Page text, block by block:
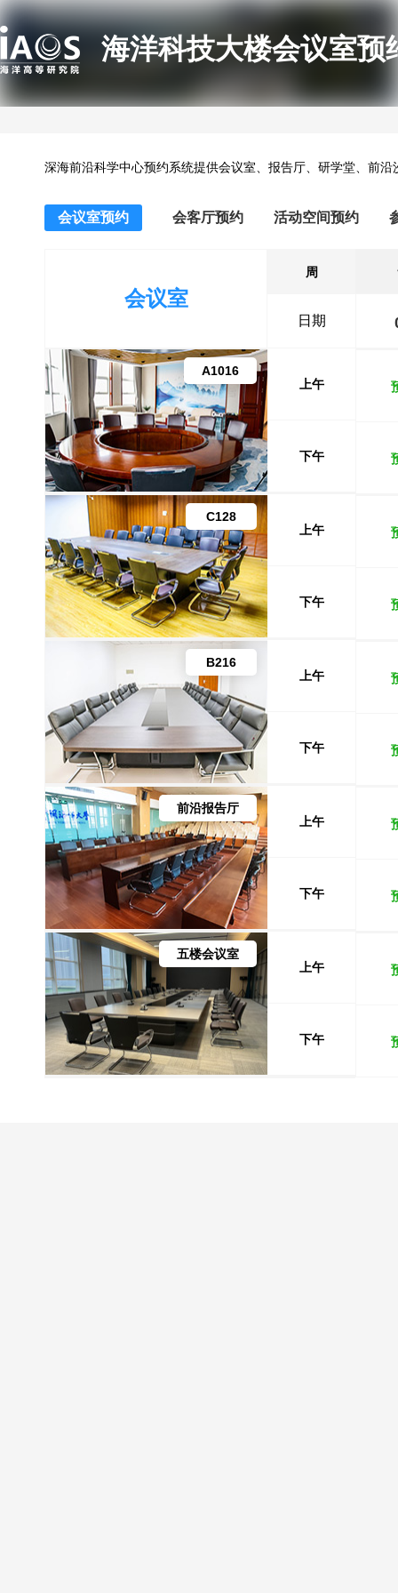
海洋科技大楼会议室预
深海前沿科学中心预约系统提供会议室、报告厅、研学堂、前
会议室预约 会客厅预约 活动空间预约
会议室
周
日期
A1016
上午
下午
C128
上午
下午
B216
上午
下午
前沿报告厅
上午
下午
五楼会议室
上午
下午